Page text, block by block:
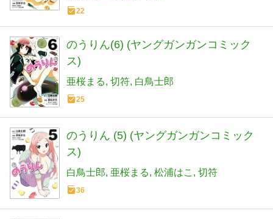
22
のうりん(6) (ヤングガンガンコミック
ス)
亜桜まる 切符 白鳥士郎
25
のうりん (5) (ヤングガンガンコミック
ス)
白鳥士郎 亜桜まる 松浦はこ 切符
36